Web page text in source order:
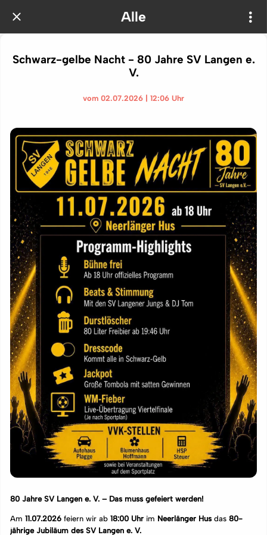
Alle
Schwarz-gelbe Nacht - 80 Jahre SV Langen e.
V.
vom 02.07.2026 | 12:06 Uhr
80 Jahre SV Langen e. V. – Das muss gefeiert werden!
Am 11.07.2026 feiern wir ab 18:00 Uhr im Neerlänger Husdas 80-
jährige Jubiläum des SV Langen e. V.